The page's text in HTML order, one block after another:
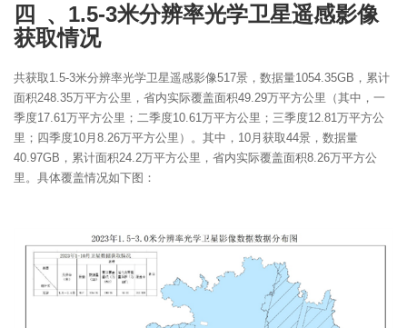
四 、1.5-3米分辨率光学卫星遥感影像
获取情况
共获取1.5-3米分辨率光学卫星遥感影像517景，数据量1054.35GB，累计
面积248.35万平方公里，省内实际覆盖面积49.29万平方公里（其中，一
季度17.61万平方公里；二季度10.61万平方公里；三季度12.81万平方公
里；四季度10月8.26万平方公里）。其中，10月获取44景，数据量
40.97GB，累计面积24.2万平方公里，省内实际覆盖面积8.26万平方公
里。具体覆盖情况如下图：